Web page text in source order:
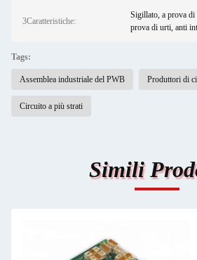
3Caratteristiche:
Sigillato, a prova di
prova di urti, anti
Tags:
Assemblea industriale del PWB Produttori di
Circuito a più strati
Simili